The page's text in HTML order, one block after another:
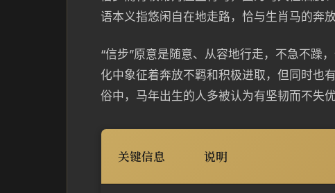
语本义指悠闲自在地走路，恰与生肖马的奔
“信步”原意是随意、从容地行走，不急不躁
化中象征着奔放不羁和积极进取，但同时也
俗中，马年出生的人多被认为有坚韧而不失
关键信息 说明